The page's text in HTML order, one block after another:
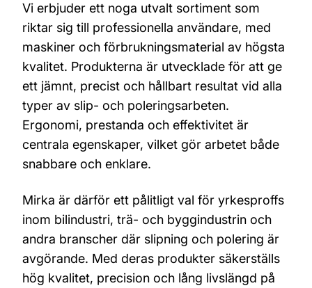
Vi erbjuder ett noga utvalt sortiment som
riktar sig till professionella användare, med
maskiner och förbrukningsmaterial av högsta
kvalitet. Produkterna är utvecklade för att ge
ett jämnt, precist och hållbart resultat vid alla
typer av slip- och poleringsarbeten.
Ergonomi, prestanda och effektivitet är
centrala egenskaper, vilket gör arbetet både
snabbare och enklare.
Mirka är därför ett pålitligt val för yrkesproffs
inom bilindustri, trä- och byggindustrin och
andra branscher där slipning och polering är
avgörande. Med deras produkter säkerställs
hög kvalitet, precision och lång livslängd på